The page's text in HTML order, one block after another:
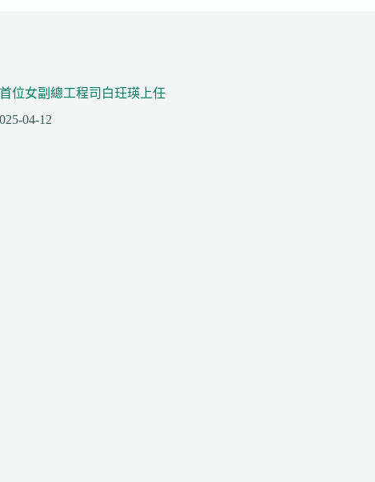
位女副總工程司白玨瑛上任
04-12